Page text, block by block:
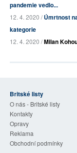
pandemie vedlo...
12. 4. 2020 /Úmrtnost
kategorie
12. 4. 2020 /Milan
Britské listy
O nás - Britské listy
Kontakty
Opravy
Reklama
Obchodní podmínky